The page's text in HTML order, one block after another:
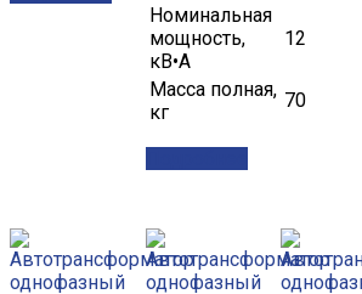
Номинальная
мощность,
кВ•А
12
Масса полная,
кг
70